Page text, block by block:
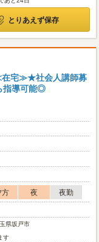
とりあえず保存
在宅≫★社会人講師募
指導可能◎
方 夜
夜勤
県坂戸市
す